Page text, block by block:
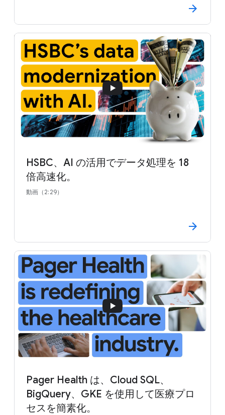
HSBC、AI の活用でデータ処理を 18
倍高速化。
動画（2:29）
Pager Health は、Cloud SQL、
BigQuery、GKE を使用して医療プロ
セスを簡素化。